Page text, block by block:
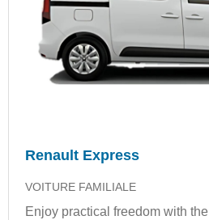
Renault Express
VOITURE FAMILIALE
Enjoy practical freedom with the